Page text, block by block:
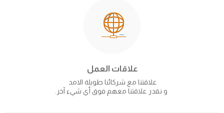
علاقات العمل
علاقتنا مع شركائنا طويلة الامد
و نقدر علاقتنا معهم فوق أي شيء آخر.